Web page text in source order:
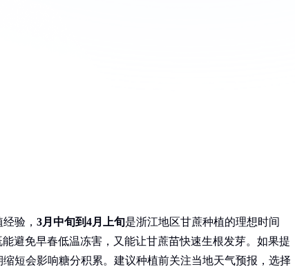
验， 3月中旬到4月上旬是浙江地区甘蔗种植的理想时间
避免早春低温冻害，又能让甘蔗苗快速生根发芽。如果提
短会影响糖分积累。建议种植前关注当地天气预报，选择